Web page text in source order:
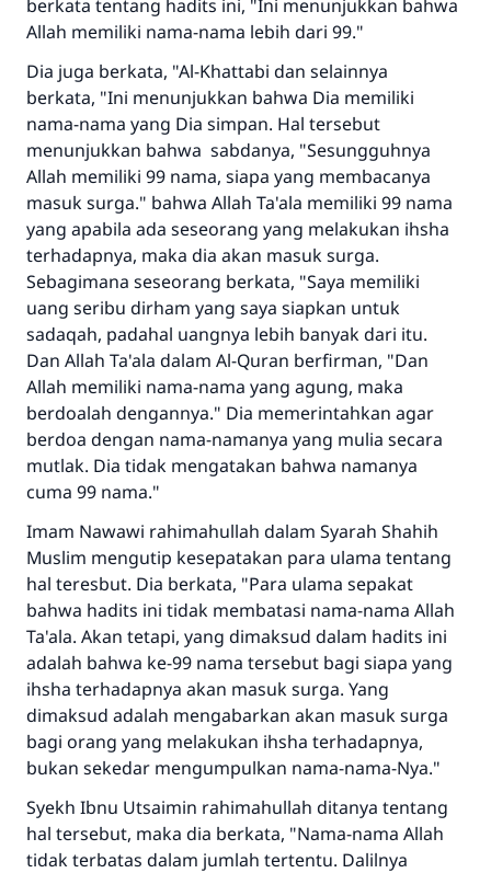
berkata tentang hadits ini, "Ini menunjukkan bahwa
Allah memiliki nama-nama lebih dari 99."
Dia juga berkata, "Al-Khattabi dan selainnya
berkata, "Ini menunjukkan bahwa Dia memiliki
nama-nama yang Dia simpan. Hal tersebut
menunjukkan bahwa sabdanya, "Sesungguhnya
Allah memiliki 99 nama, siapa yang membacanya
masuk surga." bahwa Allah Ta'ala memiliki 99 nama
yang apabila ada seseorang yang melakukan ihsha
terhadapnya, maka dia akan masuk surga.
Sebagimana seseorang berkata, "Saya memiliki
uang seribu dirham yang saya siapkan untuk
sadaqah, padahal uangnya lebih banyak dari itu.
Dan Allah Ta'ala dalam Al-Quran berfirman, "Dan
Allah memiliki nama-nama yang agung, maka
berdoalah dengannya." Dia memerintahkan agar
berdoa dengan nama-namanya yang mulia secara
mutlak. Dia tidak mengatakan bahwa namanya
cuma 99 nama."
Imam Nawawi rahimahullah dalam Syarah Shahih
Muslim mengutip kesepatakan para ulama tentang
hal teresbut. Dia berkata, "Para ulama sepakat
bahwa hadits ini tidak membatasi nama-nama Allah
Ta'ala. Akan tetapi, yang dimaksud dalam hadits ini
adalah bahwa ke-99 nama tersebut bagi siapa yang
ihsha terhadapnya akan masuk surga. Yang
dimaksud adalah mengabarkan akan masuk surga
bagi orang yang melakukan ihsha terhadapnya,
bukan sekedar mengumpulkan nama-nama-Nya."
Syekh Ibnu Utsaimin rahimahullah ditanya tentang
hal tersebut, maka dia berkata, "Nama-nama Allah
tidak terbatas dalam jumlah tertentu. Dalilnya
Jawaban no. 110845
menyelamatkan pernikahan.
Bantu kami dalam memberikan jawaban untuk umat
Rasulullah ﷺ bersabda
"Siapa yang menunjukkan suatu kebaikan,
meka dia akan mendapatkan pahala yang
sama dengan orang yang melakukannya"
MUSLIM, 1893
Saham